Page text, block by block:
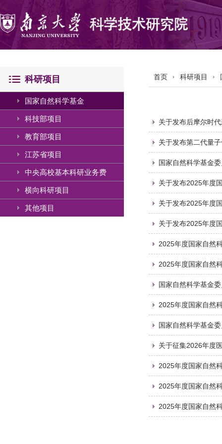
科研项目
国家自然科学基金
科技部项目
教育部项目
江苏省项目
中央高校基本科研业务费
横向科研项目
其他项目
首页 科研项目
关于发布后摩尔时
关于发布第二代量
国家自然科学基金
关于发布2025年度
关于发布2025年度
关于发布2025年度
2025年度国家自然
2025年度国家自然
国家自然科学基金
2025年度国家自然
国家自然科学基金
关于征集2026年度
2025年度国家自然
2025年度国家自然
2025年度国家自然